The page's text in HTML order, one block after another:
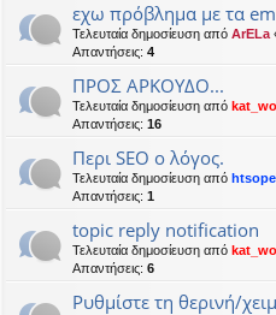
εχω πρόβλημα με τα
Τελευταία δημοσίευση από ArELa
Απαντήσεις: 4
ΠΡΟΣ ΑΡΚΟΥΔΟ...
Τελευταία δημοσίευση από
Απαντήσεις: 16
Περι SEO ο λόγος.
Τελευταία δημοσίευση από
Απαντήσεις: 1
topic reply notification
Τελευταία δημοσίευση από
Απαντήσεις: 6
Ρυθμίστε τη θερινή/